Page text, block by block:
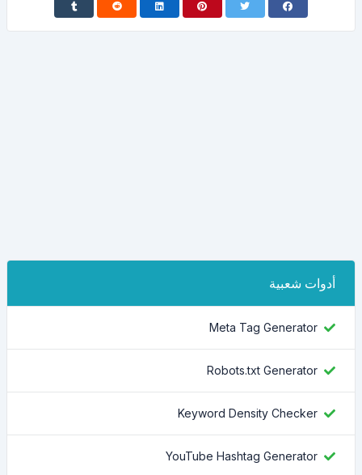
أدوات شعبية
Meta Tag Generator
Robots.txt Generator
Keyword Density Checker
YouTube Hashtag Generator